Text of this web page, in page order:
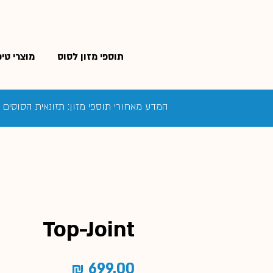
תוספי מזון לסוס מוצרי
המדע מאחורי תוספי מזון: תזונאית
Top-Joint